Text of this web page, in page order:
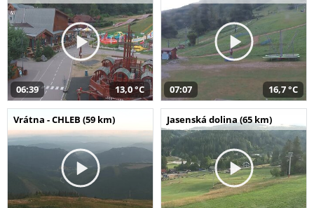
06:39 13,0 °C 07:07 16,7 °C
Vrátna - CHLEB (59 km) Jasenská dolina (65 km)